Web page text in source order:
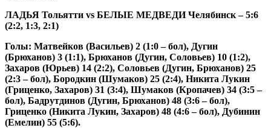
ЛАДЬЯ Тольятти vs БЕЛЫЕ МЕДВЕДИ Челябинск – 5:6
(2:2, 1:3, 2:1)
Голы: Матвейков (Васильев) 2 (1:0 – бол), Дугин
(Брюханов) 3 (1:1), Брюханов (Дугин, Соловьев) 10 (1:2),
Захаров (Юрьев) 14 (2:2), Соловьев (Дугин, Брюханов) 25
(2:3 – бол), Бородкин (Шумаков) 25 (2:4), Никита Лукин
(Гриценко, Захаров) 31 (3:4), Шумаков (Кропачев) 34 (3:5 –
бол), Бадрутдинов (Дугин, Брюханов) 48 (3:6 – бол),
Гриценко (Никита Лукин, Захаров) 48 (4:6 – бол), Дубинин
(Емелин) 55 (5:6).